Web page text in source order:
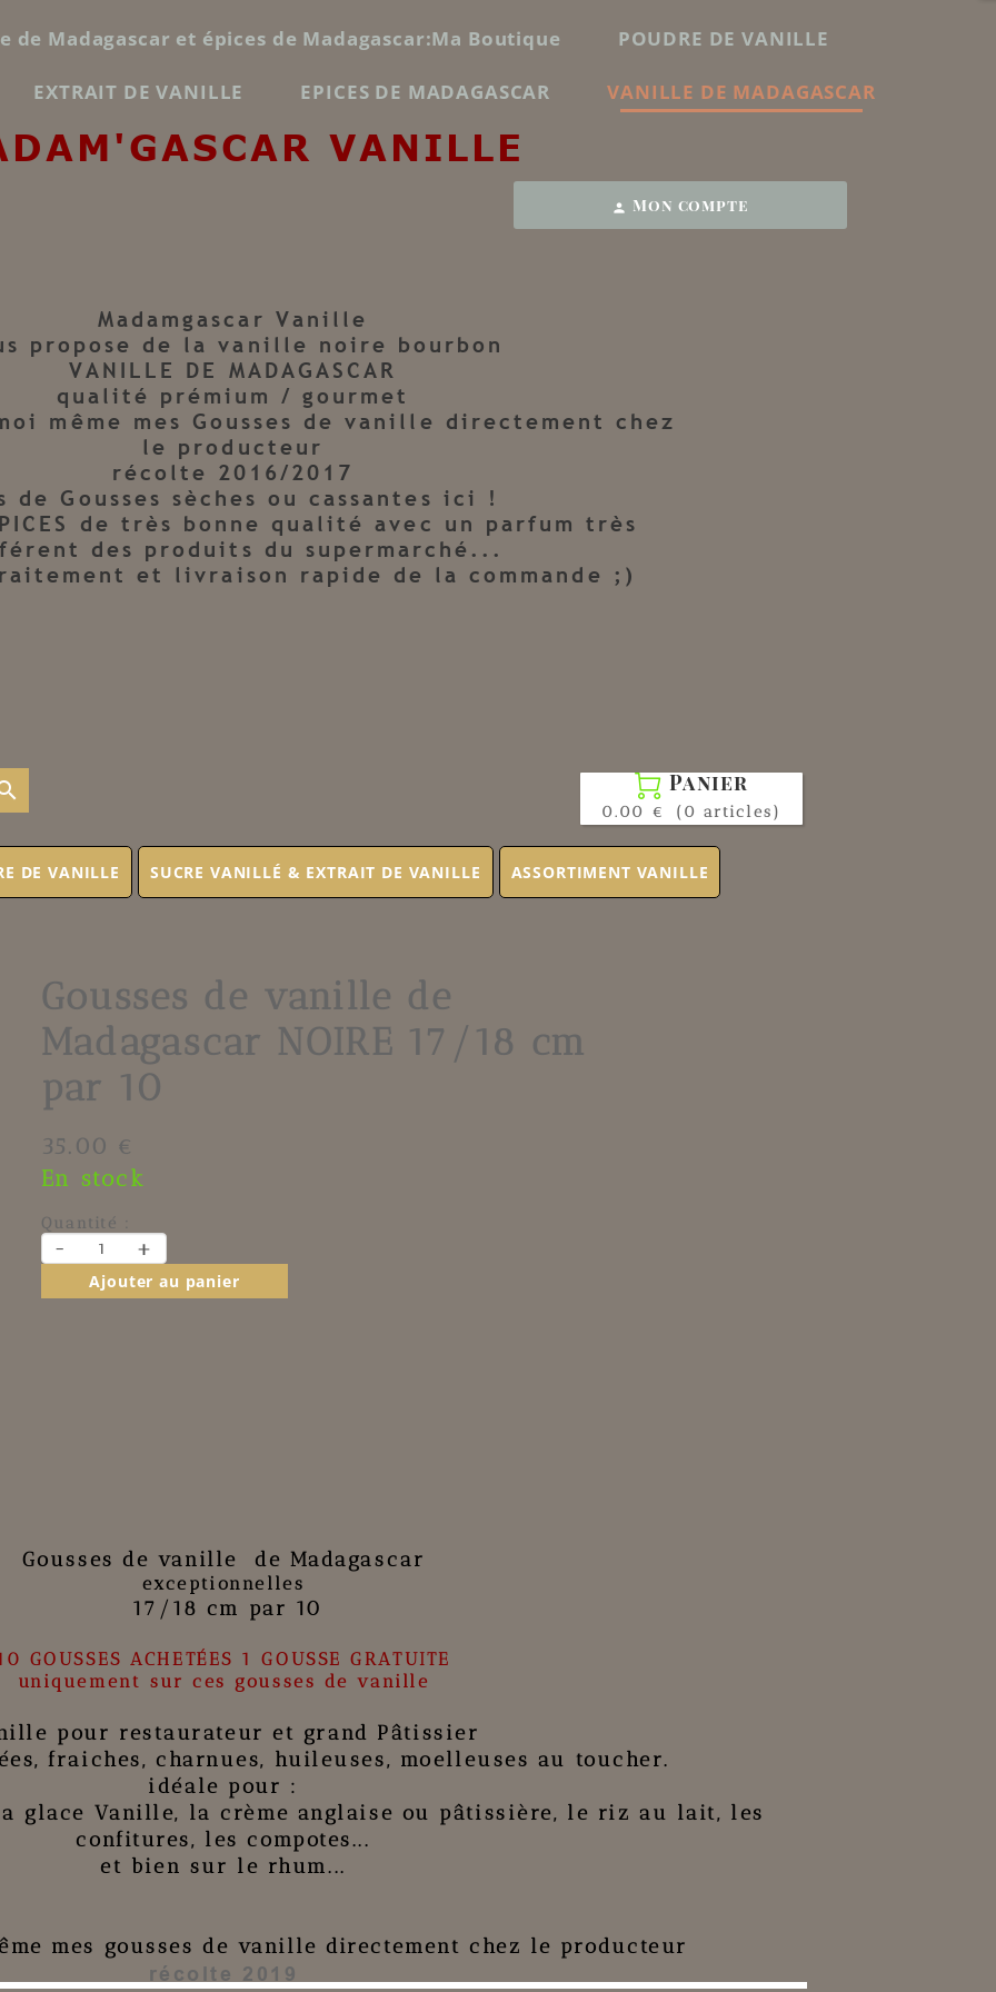
VANILLE
de Madagascar et épices de Madagascar:Ma Boutique POUDRE DE VANILLE
EXTRAIT DE VANILLE EPICES DE MADAGASCAR VANILLE DE MADAGASCAR
person Mon compte
Madamgascar Vanille
propose de la vanille noire bourbon
VANILLE DE MADAGASCAR
qualité prémium / gourmet
même mes Gousses de vanille directement chez
le producteur
récolte 2016/2017
de Gousses sèches ou cassantes ici !
de très bonne qualité avec un parfum très
des produits du supermarché...
et livraison rapide de la commande ;)
 Panier
0.00 € (0 articles)
DE VANILLE SUCRE VANILLÉ & EXTRAIT DE VANILLE ASSORTIMENT VANILLE
Gousses de vanille de
Madagascar NOIRE 17/18 cm
par 10
35.00 €
En stock
Quantité :
- +
Ajouter au panier
Gousses de vanille de Madagascar
exceptionnelles
17/18 cm par 10
GOUSSES ACHETÉES 1 GOUSSE GRATUITE
uniquement sur ces gousses de vanille
pour restaurateur et grand Pâtissier
fraiches, charnues, huileuses, moelleuses au toucher.
idéale pour :
glace Vanille, la crème anglaise ou pâtissière, le riz au lait, les
confitures, les compotes...
et bien sur le rhum...
mes gousses de vanille directement chez le producteur
récolte 2019